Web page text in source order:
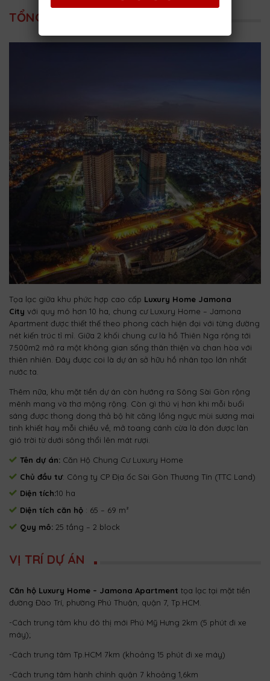
TỔNG QUAN DỰ ÁN
Tọa lạc giữa khu phức hợp cao cấp Luxury Home Jamona
City với quy mô hơn 10 ha, chung cư Luxury Home – Jamona
Apartment được thiết thế theo phong cách hiện đại với từng đường
nét kiến trúc tỉ mỉ. Giữa 2 khối chung cư là hồ Thiên Nga rộng tới
7.500m2 mở ra một không gian sống thân thiện và chan hòa với
thiên nhiên. Đây được coi là dự án sở hữu hồ nhân tạo lớn nhất
nước ta.
Thêm nữa, khu mặt tiền dự án còn hướng ra Sông Sài Gòn rộng
mênh mang và thơ mộng rộng. Còn gì thú vị hơn khi mỗi buổi
sáng được thong dong thả bộ hít căng lồng ngực mùi sương mai
tinh khiết hay mỗi chiều về, mở toang cánh cừa là đón được làn
gió trời từ dưới sông thổi lên mát rượi.
Tên dự án: Căn Hộ Chung Cư Luxury Home
Chủ đầu tư: Công ty CP Địa ốc Sài Gòn Thương Tín (TTC Land)
Diện tích:10 ha
Diện tích căn hộ : 65 – 69 m²
Quy mô: 25 tầng – 2 block
VỊ TRÍ DỰ ÁN
Căn hộ Luxury Home – Jamona Apartment tọa lạc tại mặt tiền
đường Đào Trí, phường Phú Thuận, quận 7, Tp.HCM.
-Cách trung tâm khu đô thị mới Phú Mỹ Hưng 2km (5 phút đi xe
máy);
-Cách trung tâm Tp.HCM 7km (khoảng 15 phút đi xe máy)
-Cách trung tâm hành chính quận 7 khoảng 1,6km